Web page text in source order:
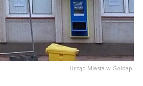
Urząd Miasta w Gołdapi